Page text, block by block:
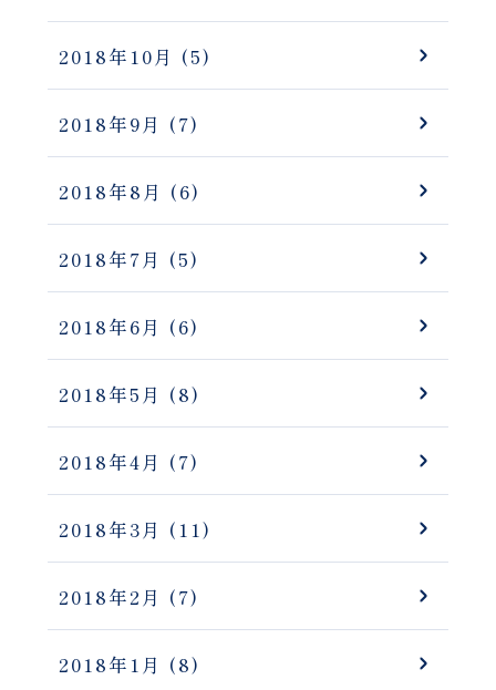
2018年10月 (5)
2018年9月 (7)
2018年8月 (6)
2018年7月 (5)
2018年6月 (6)
2018年5月 (8)
2018年4月 (7)
2018年3月 (11)
2018年2月 (7)
2018年1月 (8)